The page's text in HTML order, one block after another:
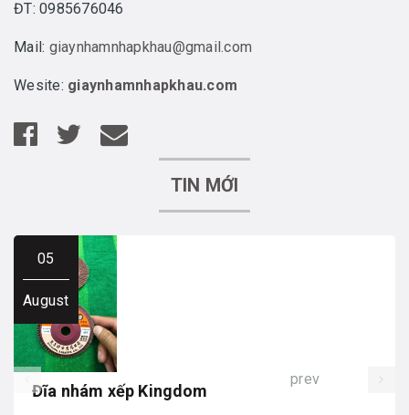
ĐT: 0985676046
Mail: giaynhamnhapkhau@gmail.com
Wesite: giaynhamnhapkhau.com
TIN MỚI
05
August
Đĩa nhám xếp Kingdom
prev